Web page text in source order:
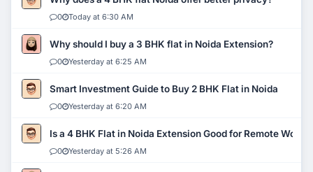
0 Today at 6:30 AM
Why should I buy a 3 BHK flat in Noida Extension?
0 Yesterday at 6:25 AM
Smart Investment Guide to Buy 2 BHK Flat in Noida
0 Yesterday at 6:20 AM
Is a 4 BHK Flat in Noida Extension Good for Remote Work?
0 Yesterday at 5:26 AM